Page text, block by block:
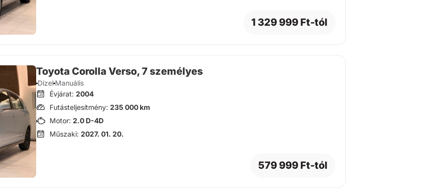
1 329 999 Ft-tól
Toyota Corolla Verso, 7 személyes
DízelManuális
Évjárat:2004
Futásteljesítmény:235 000 km
Motor:2.0 D-4D
Műszaki:2027. 01. 20.
579 999 Ft-tól